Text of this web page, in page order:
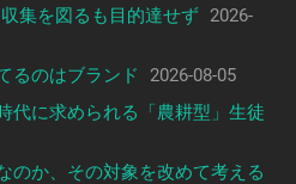
集を図るも目的達せず 2026-
るのはブランド
2026-08-05
代に求められる「農耕型」生徒
のか、その対象を改めて考える